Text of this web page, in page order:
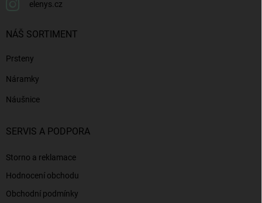
elenys.cz
NÁŠ SORTIMENT
Prsteny
Náramky
Náušnice
SERVIS A PODPORA
Storno a reklamace
Hodnocení obchodu
Obchodní podmínky